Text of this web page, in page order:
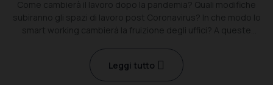
Come cambierà il lavoro dopo la pandemia? Quali modifiche
subiranno gli spazi di lavoro post Coronavirus? In che modo lo
smart working cambierà la fruizione degli uffici? A queste
Leggi tutto